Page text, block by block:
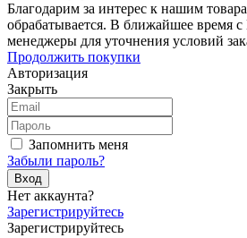
Благодарим за интерес к нашим
обрабатывается. В ближайшее время
менеджеры для уточнения условий
Продолжить покупки
Авторизация
Закрыть
Запомнить меня
Забыли пароль?
Вход
Нет аккаунта?
Зарегистрируйтесь
Зарегистрируйтесь